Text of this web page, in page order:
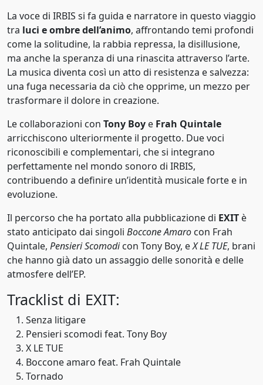
Teen pop
Trap
Urban Pop
1992
1993
1994
1995
1997
1998
1999
2001
2002
2003
2004
2005
2006
2007
La voce di IRBIS si fa guida e narratore in questo viaggio
tra luci e ombre dell’animo, affrontando temi profondi
come la solitudine, la rabbia repressa, la disillusione,
ma anche la speranza di una rinascita attraverso l’arte.
La musica diventa così un atto di resistenza e salvezza:
una fuga necessaria da ciò che opprime, un mezzo per
trasformare il dolore in creazione.
Le collaborazioni con Tony Boy e Frah Quintale
arricchiscono ulteriormente il progetto. Due voci
riconoscibili e complementari, che si integrano
perfettamente nel mondo sonoro di IRBIS,
contribuendo a definire un’identità musicale forte e in
evoluzione.
Il percorso che ha portato alla pubblicazione di EXIT è
stato anticipato dai singoli Boccone Amaro con Frah
Quintale, Pensieri Scomodicon Tony Boy, eX LE TUE, brani
che hanno già dato un assaggio delle sonorità e delle
atmosfere dell’EP.
Tracklist di EXIT:
Senza litigare
Pensieri scomodi feat. Tony Boy
X LE TUE
Boccone amaro feat. Frah Quintale
Tornado